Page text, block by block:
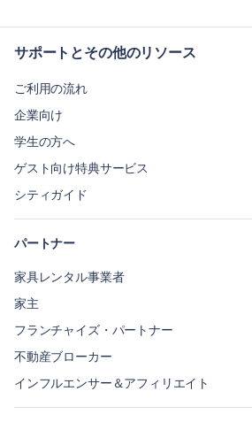
サポートとその他のリソース
ご利用の流れ
企業向け
学生の方へ
ゲスト向け特典サービス
シティガイド
パートナー
家具レンタル事業者
家主
フランチャイズ・パートナー
不動産ブローカー
インフルエンサー＆アフィリエイト